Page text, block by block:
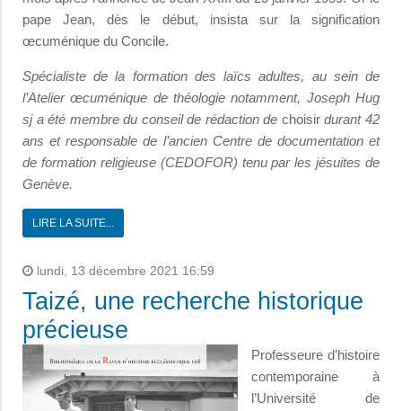
pape Jean, dès le début, insista sur la signification
œcuménique du Concile.
Spécialiste de la formation des laïcs adultes, au sein de
l’Atelier œcuménique de théologie notamment, Joseph Hug
sj a été membre du conseil de rédaction de choisirdurant 42
ans et responsable de l’ancien Centre de documentation et
de formation religieuse (CEDOFOR) tenu par les jésuites de
Genève.
LIRE LA SUITE...
lundi, 13 décembre 2021 16:59
Taizé, une recherche historique
précieuse
Professeure d’histoire
contemporaine à
l’Université de